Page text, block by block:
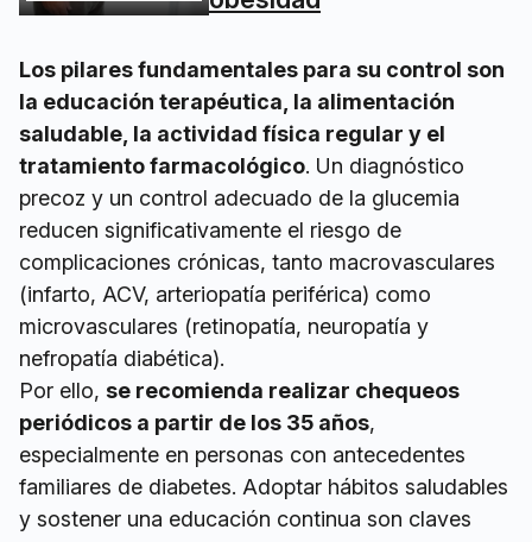
Los pilares fundamentales para su control son
la educación terapéutica, la alimentación
saludable, la actividad física regular y el
tratamiento farmacológico. Un diagnóstico
precoz y un control adecuado de la glucemia
reducen significativamente el riesgo de
complicaciones crónicas, tanto macrovasculares
(infarto, ACV, arteriopatía periférica) como
microvasculares (retinopatía, neuropatía y
nefropatía diabética).
Por ello, se recomienda realizar chequeos
periódicos a partir de los 35 años,
especialmente en personas con antecedentes
familiares de diabetes. Adoptar hábitos saludables
y sostener una educación continua son claves